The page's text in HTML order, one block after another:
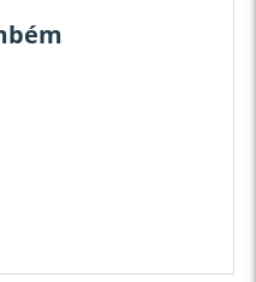
conectarmos com o
trazendo clareza e
desafiantes.